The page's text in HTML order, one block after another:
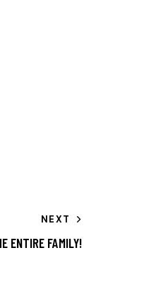
NEXT
ENTIRE FAMILY!